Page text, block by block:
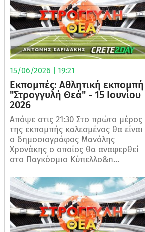
15/06/2026 | 19:21
Εκπομπές: Αθλητική εκπομπή
"Στρογγυλή Θεά" - 15 Ιουνίου
2026
Απόψε στις 21:30 Στο πρώτο μέρος
της εκπομπής καλεσμένος θα είναι
ο δημοσιογράφος Μανόλης
Χρονάκης ο οποίος θα αναφερθεί
στο Παγκόσμιο Κύπελλο&n...